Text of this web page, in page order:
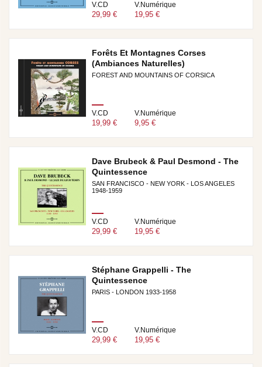
V.CD
29,99 €
V.Numérique
19,95 €
Forêts Et Montagnes Corses
(Ambiances Naturelles)
FOREST AND MOUNTAINS OF CORSICA
V.CD
19,99 €
V.Numérique
9,95 €
Dave Brubeck & Paul Desmond - The
Quintessence
SAN FRANCISCO - NEW YORK - LOS ANGELES
1948-1959
V.CD
29,99 €
V.Numérique
19,95 €
Stéphane Grappelli - The
Quintessence
PARIS - LONDON 1933-1958
V.CD
29,99 €
V.Numérique
19,95 €